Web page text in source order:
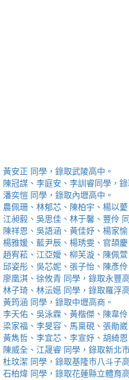
安正 同學，錄取武陵高中。
冠謀、李庭安、李訓睿同學，
奕愷 同學，錄取內壢高中。
佩珊、林郁芯、陳柏宇、楊以
昶毅、吳思佳、林于馨、豐伶
祥恩、吳語涵、黃佳妤、楊家
雅媛、藍尹辰、楊琇雯、官頡
宥菘、江亞嬡、柳芙漩、陳佩
姿彤、吳芯妮、張子怡、陳彥
凰淇、徐攸青 同學，錄取永豐
子琦、林沄嬨 同學，錄取羅浮
筠涵 同學，錄取中壢高商。
天佑、吳泳霖、黃楷傑、陳韋
家福、李旻容、馬稟硯、張勛
雋哲、李宜芯、李宣妤、胡綺
威全、江晟睿 同學，錄取新北
玟潔 同學，錄取基隆市八斗子
柏煒 同學，錄取花蓮縣立體育